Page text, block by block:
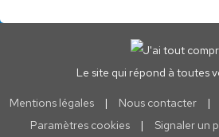
Le site qui répond à toutes
Mentions légales | Nous contacter |
Paramètres cookies
| Signaler un